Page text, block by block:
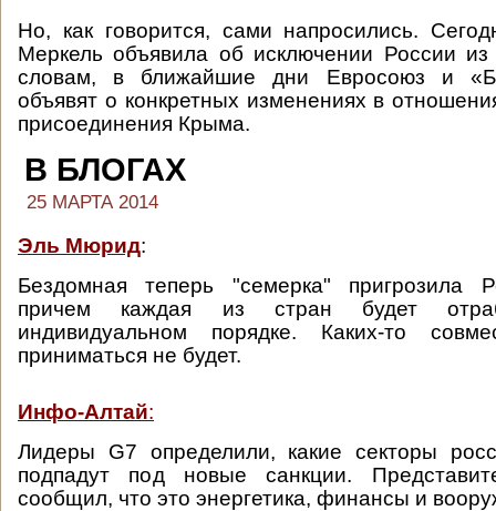
Но, как говорится, сами напросились.
Меркель объявила об исключении России
словам, в ближайшие дни Евросоюз и
объявят о конкретных изменениях в
присоединения Крыма.
В БЛОГАХ
25 МАРТА 2014
Эль Мюрид:
Бездомная теперь "семерка" пригрозила
причем каждая из стран будет
индивидуальном порядке. Каких-то
приниматься не будет.
Инфо-Алтай:
Лидеры G7 определили, какие секторы
подпадут под новые санкции.
сообщил, что это энергетика, финансы и